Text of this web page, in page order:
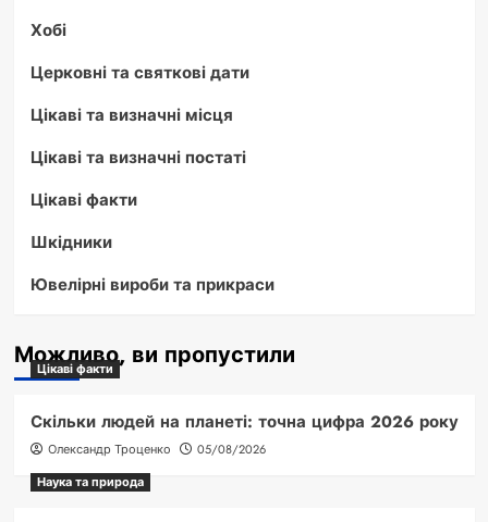
Хобі
Церковні та святкові дати
Цікаві та визначні місця
Цікаві та визначні постаті
Цікаві факти
Шкідники
Ювелірні вироби та прикраси
Можливо, ви пропустили
Цікаві факти
Скільки людей на планеті: точна цифра 2026 року
Олександр Троценко
05/08/2026
Наука та природа